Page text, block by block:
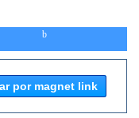
por magnet link